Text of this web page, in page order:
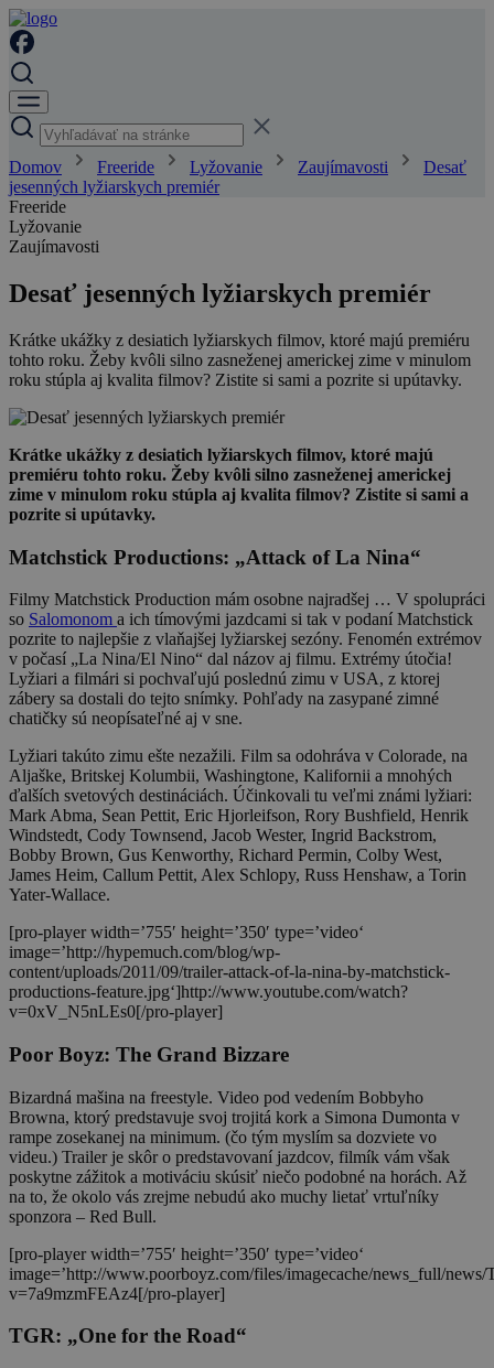
Domov Freeride Lyžovanie Zaujímavosti
Desať
jesenných lyžiarskych premiér
Freeride
Lyžovanie
Zaujímavosti
Desať jesenných lyžiarskych premiér
Krátke ukážky z desiatich lyžiarskych filmov, ktoré majú premiéru
tohto roku. Žeby kvôli silno zasneženej americkej zime v minulom
roku stúpla aj kvalita filmov? Zistite si sami a pozrite si upútavky.
Krátke ukážky z desiatich lyžiarskych filmov, ktoré majú
premiéru tohto roku. Žeby kvôli silno zasneženej americkej
zime v minulom roku stúpla aj kvalita filmov? Zistite si sami a
pozrite si upútavky.
Matchstick Productions: „Attack of La Nina“
Filmy Matchstick Production mám osobne najradšej … V spolupráci
so Salomonom a ich tímovými jazdcami si tak v podaní Matchstick
pozrite to najlepšie z vlaňajšej lyžiarskej sezóny. Fenomén extrémov
v počasí „La Nina/El Nino“ dal názov aj filmu. Extrémy útočia!
Lyžiari a filmári si pochvaľujú poslednú zimu v USA, z ktorej
zábery sa dostali do tejto snímky. Pohľady na zasypané zimné
chatičky sú neopísateľné aj v sne.
Lyžiari takúto zimu ešte nezažili. Film sa odohráva v Colorade, na
Aljaške, Britskej Kolumbii, Washingtone, Kalifornii a mnohých
ďalších svetových destináciách. Účinkovali tu veľmi známi lyžiari:
Mark Abma, Sean Pettit, Eric Hjorleifson, Rory Bushfield, Henrik
Windstedt, Cody Townsend, Jacob Wester, Ingrid Backstrom,
Bobby Brown, Gus Kenworthy, Richard Permin, Colby West,
James Heim, Callum Pettit, Alex Schlopy, Russ Henshaw, a Torin
Yater-Wallace.
[pro-player width=’755′ height=’350′ type=’video‘
image=’http://hypemuch.com/blog/wp-
content/uploads/2011/09/trailer-attack-of-la-nina-by-matchstick-
productions-feature.jpg‘]http://www.youtube.com/watch?
v=0xV_N5nLEs0[/pro-player]
Poor Boyz: The Grand Bizzare
Bizardná mašina na freestyle. Video pod vedením Bobbyho
Browna, ktorý predstavuje svoj trojitá kork a Simona Dumonta v
rampe zosekanej na minimum. (čo tým myslím sa dozviete vo
videu.) Trailer je skôr o predstavovaní jazdcov, filmík vám však
poskytne zážitok a motiváciu skúsiť niečo podobné na horách. Až
na to, že okolo vás zrejme nebudú ako muchy lietať vrtuľníky
sponzora – Red Bull.
[pro-player width=’755′ height=’350′ type=’video‘
image=’http://www.poorboyz.com/files/imagecache/news_full/
v=7a9mzmFEAz4[/pro-player]
TGR: „One for the Road“